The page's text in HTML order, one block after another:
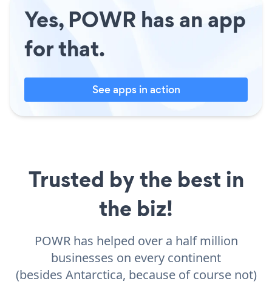
Yes, POWR has an app
for that.
See apps in action
Trusted by the best in
the biz!
POWR has helped over a half million
businesses on every continent
(besides Antarctica, because of course not)